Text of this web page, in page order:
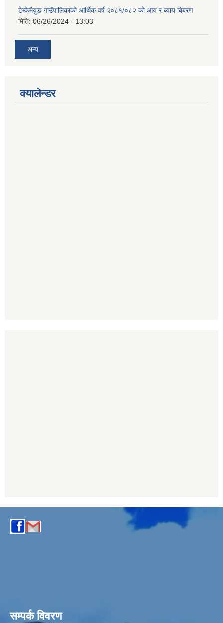
टेम्केमैयुङ गाउँपालिकाको आर्थिक वर्ष २०८१/०८२ को आय र ब्याय बिबरण
मिति: 06/26/2024 - 13:03
अन्य
क्यालेन्डर
सम्पर्क विवरण